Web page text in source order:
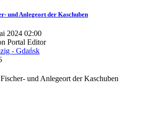
und Anlegeort der Kaschuben
2024 02:00
Portal Editor
- Gdańsk